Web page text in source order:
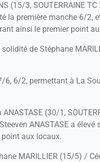
(15/3, SOUTERRAINE
la première manche 6/2,
ainsi le premier point
de Stéphane
6, 6/2, permettant à La
(30/1,
ANASTASE a
aux locaux.
MARILLIER (15/5) /